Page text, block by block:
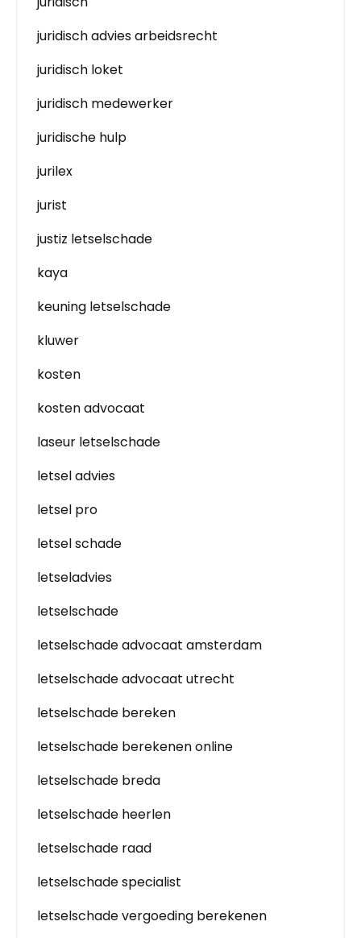
juridisch advies arbeidsrecht
juridisch loket
juridisch medewerker
juridische hulp
jurilex
jurist
justiz letselschade
kaya
keuning letselschade
kluwer
kosten
kosten advocaat
laseur letselschade
letsel advies
letsel pro
letsel schade
letseladvies
letselschade
letselschade advocaat amsterdam
letselschade advocaat utrecht
letselschade bereken
letselschade berekenen online
letselschade breda
letselschade heerlen
letselschade raad
letselschade specialist
letselschade vergoeding berekenen